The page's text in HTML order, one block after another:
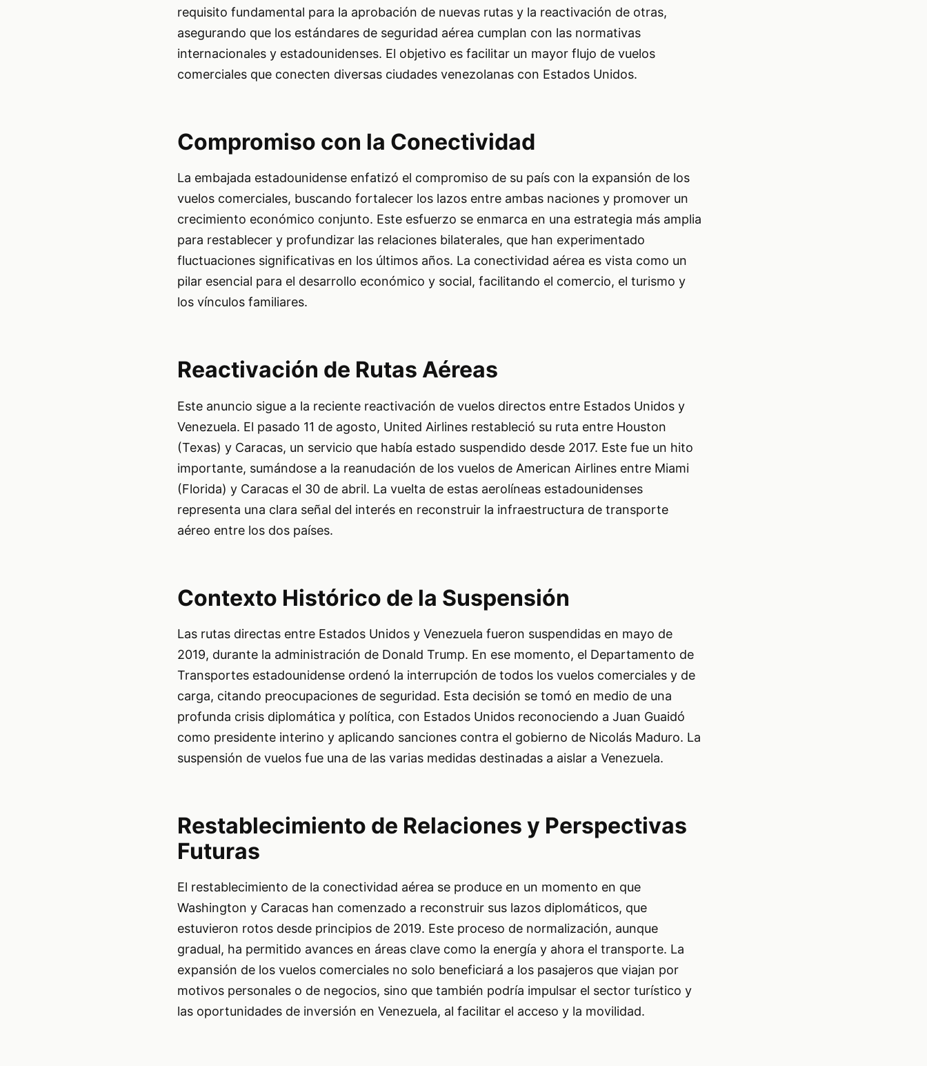
requisito fundamental para la aprobación de nuevas rutas y la reactivación de otras,
asegurando que los estándares de seguridad aérea cumplan con las normativas
internacionales y estadounidenses. El objetivo es facilitar un mayor flujo de vuelos
comerciales que conecten diversas ciudades venezolanas con Estados Unidos.
Compromiso con la Conectividad
La embajada estadounidense enfatizó el compromiso de su país con la expansión de los
vuelos comerciales, buscando fortalecer los lazos entre ambas naciones y promover un
crecimiento económico conjunto. Este esfuerzo se enmarca en una estrategia más amplia
para restablecer y profundizar las relaciones bilaterales, que han experimentado
fluctuaciones significativas en los últimos años. La conectividad aérea es vista como un
pilar esencial para el desarrollo económico y social, facilitando el comercio, el turismo y
los vínculos familiares.
Reactivación de Rutas Aéreas
Este anuncio sigue a la reciente reactivación de vuelos directos entre Estados Unidos y
Venezuela. El pasado 11 de agosto, United Airlines restableció su ruta entre Houston
(Texas) y Caracas, un servicio que había estado suspendido desde 2017. Este fue un hito
importante, sumándose a la reanudación de los vuelos de American Airlines entre Miami
(Florida) y Caracas el 30 de abril. La vuelta de estas aerolíneas estadounidenses
representa una clara señal del interés en reconstruir la infraestructura de transporte
aéreo entre los dos países.
Contexto Histórico de la Suspensión
Las rutas directas entre Estados Unidos y Venezuela fueron suspendidas en mayo de
2019, durante la administración de Donald Trump. En ese momento, el Departamento de
Transportes estadounidense ordenó la interrupción de todos los vuelos comerciales y de
carga, citando preocupaciones de seguridad. Esta decisión se tomó en medio de una
profunda crisis diplomática y política, con Estados Unidos reconociendo a Juan Guaidó
como presidente interino y aplicando sanciones contra el gobierno de Nicolás Maduro. La
suspensión de vuelos fue una de las varias medidas destinadas a aislar a Venezuela.
Restablecimiento de Relaciones y Perspectivas
Futuras
El restablecimiento de la conectividad aérea se produce en un momento en que
Washington y Caracas han comenzado a reconstruir sus lazos diplomáticos, que
estuvieron rotos desde principios de 2019. Este proceso de normalización, aunque
gradual, ha permitido avances en áreas clave como la energía y ahora el transporte. La
expansión de los vuelos comerciales no solo beneficiará a los pasajeros que viajan por
motivos personales o de negocios, sino que también podría impulsar el sector turístico y
las oportunidades de inversión en Venezuela, al facilitar el acceso y la movilidad.